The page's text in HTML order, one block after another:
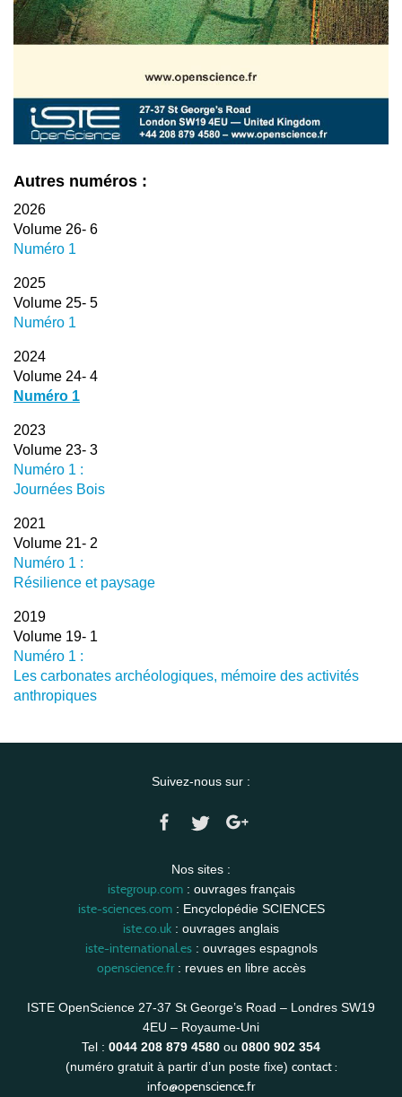
Autres numéros :
2026
Volume 26- 6
Numéro 1
2025
Volume 25- 5
Numéro 1
2024
Volume 24- 4
Numéro 1
2023
Volume 23- 3
Numéro 1 :
Journées Bois
2021
Volume 21- 2
Numéro 1 :
Résilience et paysage
2019
Volume 19- 1
Numéro 1 :
Les carbonates archéologiques, mémoire des activités
anthropiques
Suivez-nous sur :
Nos sites :
istegroup.com: ouvrages français
iste-sciences.com: Encyclopédie SCIENCES
iste.co.uk : ouvrages anglais
iste-international.es: ouvrages espagnols
openscience.fr: revues en libre accès
ISTE OpenScience 27-37 St George’s Road – Londres SW19
4EU – Royaume-Uni
Tel : 0044 208 879 4580 ou 0800 902 354
(numéro gratuit à partir d’un poste fixe) contact :
info@openscience.fr